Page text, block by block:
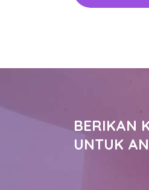
BERIKAN
UNTUK